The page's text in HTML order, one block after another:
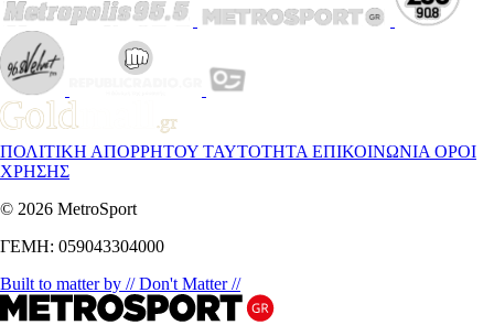
ΠΟΛΙΤΙΚΗ ΑΠΟΡΡΗΤΟΥ ΤΑΥΤΟΤΗΤΑ ΕΠΙΚΟΙΝΩΝΙΑ ΟΡΟΙ
ΧΡΗΣΗΣ
© 2026 MetroSport
ΓΕΜΗ: 059043304000
Built to matter by // Don't Matter //